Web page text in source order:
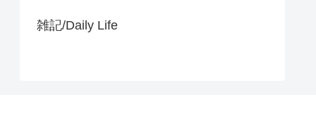
雑記/Daily Life